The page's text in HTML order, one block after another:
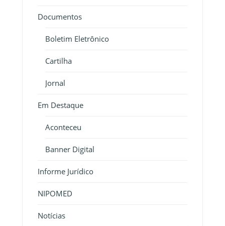
Documentos
Boletim Eletrônico
Cartilha
Jornal
Em Destaque
Aconteceu
Banner Digital
Informe Jurídico
NIPOMED
Notícias